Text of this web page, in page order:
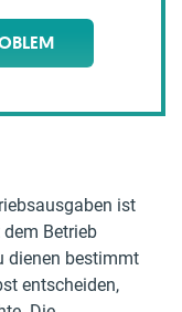
ist
Betrieb
dienen bestimmt
entscheiden,